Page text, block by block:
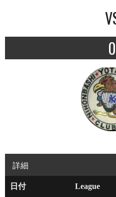
0
詳細
日付 League